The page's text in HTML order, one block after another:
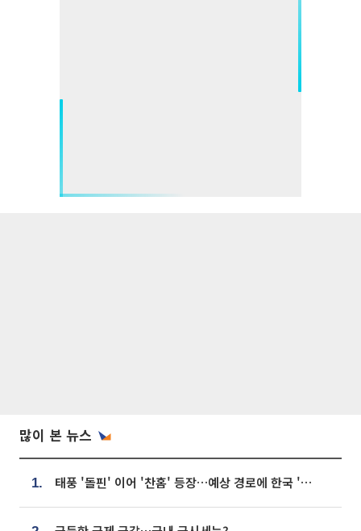
많이 본 뉴스
1. 태풍 '돌핀' 이어 '찬홈' 등장…예상 경로에 한국 '한숨'